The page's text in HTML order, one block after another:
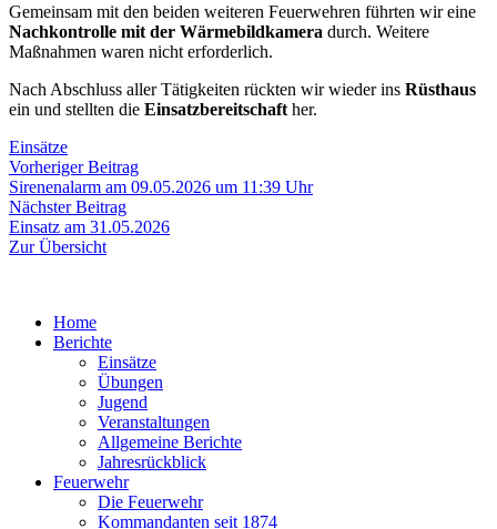
Gemeinsam mit den beiden weiteren Feuerwehren führten wir eine
Nachkontrolle mit der Wärmebildkamera durch. Weitere
Maßnahmen waren nicht erforderlich.
Nach Abschluss aller Tätigkeiten rückten wir wieder ins Rüsthaus
ein und stellten die Einsatzbereitschaft her.
Einsätze
Beitragsnavigation
Vorheriger BeitragVorheriger
Beitrag:
Sirenenalarm am 09.05.2026 um 11:39 Uhr
Nächster BeitragNächster
Beitrag:
Einsatz am 31.05.2026
Zur Übersicht
Home
Berichte
Einsätze
Übungen
Jugend
Veranstaltungen
Allgemeine Berichte
Jahresrückblick
Feuerwehr
Die Feuerwehr
Kommandanten seit 1874